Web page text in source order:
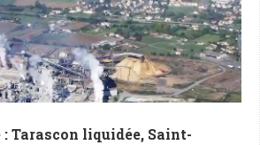
Tarascon liquidée, Saint-